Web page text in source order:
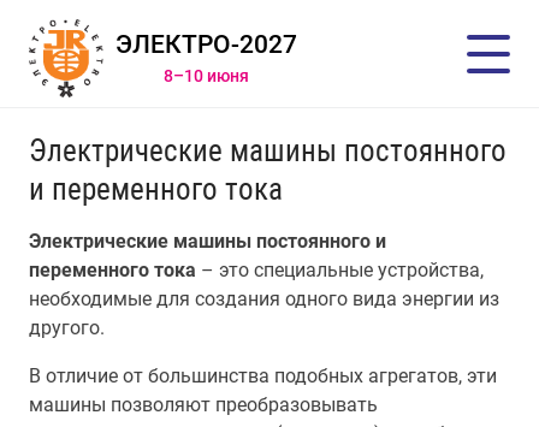
ЭЛЕКТРО-2027
8–10 июня
Электрические машины постоянного
и переменного тока
Электрические машины постоянного и
переменного тока – это специальные устройства,
необходимые для создания одного вида энергии из
другого.
В отличие от большинства подобных агрегатов, эти
машины позволяют преобразовывать